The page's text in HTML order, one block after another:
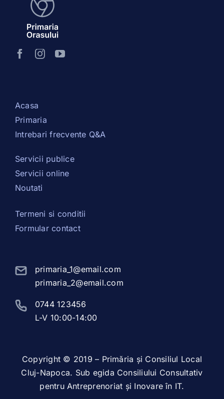
Acasa
Primaria
Intrebari frecvente Q&A
Servicii publice
Servicii online
Noutati
Termeni si conditii
Formular contact
primaria_1@email.com
primaria_2@email.com
0744 123456
L-V 10:00-14:00
Copyright © 2019 – Primăria și Consiliul Local
Cluj-Napoca. Sub egida Consiliului Consultativ
pentru Antreprenoriat și Inovare în IT.